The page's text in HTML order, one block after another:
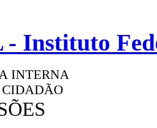
- Instituto
INTERNA
CIDADÃO